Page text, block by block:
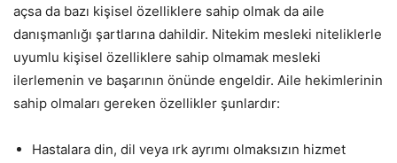
açsa da bazı kişisel özelliklere sahip olmak da aile
danışmanlığı şartlarına dahildir. Nitekim mesleki niteliklerle
uyumlu kişisel özelliklere sahip olmamak mesleki
ilerlemenin ve başarının önünde engeldir. Aile hekimlerinin
sahip olmaları gereken özellikler şunlardır:
Hastalara din, dil veya ırk ayrımı olmaksızın hizmet